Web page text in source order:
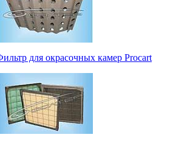
для окрасочных камер Procart